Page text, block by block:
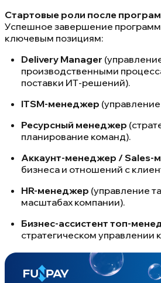
Стартовые роли после
Успешное завершение
ключевым позициям:
Delivery Manager
производственными
поставки ИТ-решений).
ITSM-менеджер
Ресурсный менеджер
планирование команд).
Аккаунт-менеджер / Sales-
бизнеса и отношений с
HR-менеджер (управление
масштабах компании).
Бизнес-ассистент топ-
стратегическом управлении